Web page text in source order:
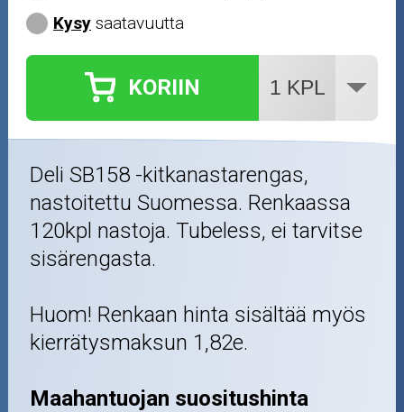
Kysy saatavuutta
KORIIN
Deli SB158 -kitkanastarengas,
nastoitettu Suomessa. Renkaassa
120kpl nastoja. Tubeless, ei tarvitse
sisärengasta.
Huom! Renkaan hinta sisältää myös
kierrätysmaksun 1,82e.
Maahantuojan suositushinta